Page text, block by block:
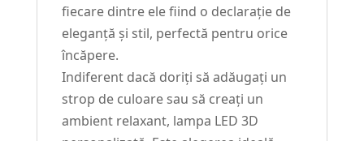
fiecare dintre ele fiind o declarație de
eleganță și stil, perfectă pentru orice
încăpere.
Indiferent dacă doriți să adăugați un
strop de culoare sau să creați un
ambient relaxant, lampa LED 3D